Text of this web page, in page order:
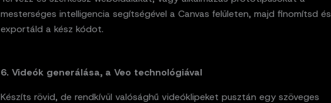
mesterséges intelligencia segítségével a Canvas felületen, majd finomítsd és
exportáld a kész kódot.
6. Videók generálása, a Veo technológiával
Készíts rövid, de rendkívül valósághű videóklipeket pusztán egy szöveges